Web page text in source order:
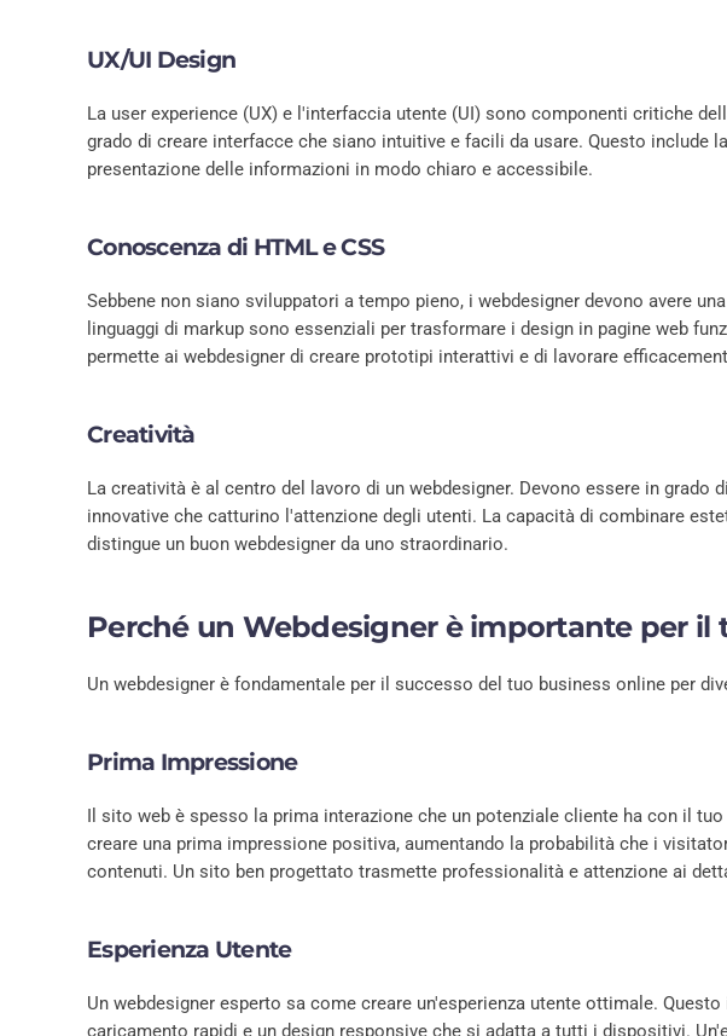
UX/UI Design
La user experience (UX) e l'interfaccia utente (UI) sono componenti critiche
grado di creare interfacce che siano intuitive e facili da usare. Questo include
presentazione delle informazioni in modo chiaro e accessibile.
Conoscenza di HTML e CSS
Sebbene non siano sviluppatori a tempo pieno, i webdesigner devono avere
linguaggi di markup sono essenziali per trasformare i design in pagine web
permette ai webdesigner di creare prototipi interattivi e di lavorare
Creatività
La creatività è al centro del lavoro di un webdesigner. Devono essere in grado
innovative che catturino l'attenzione degli utenti. La capacità di combinare
distingue un buon webdesigner da uno straordinario.
Perché un Webdesigner è importante per il
Un webdesigner è fondamentale per il successo del tuo business online per
Prima Impressione
Il sito web è spesso la prima interazione che un potenziale cliente ha con il
creare una prima impressione positiva, aumentando la probabilità che i
contenuti. Un sito ben progettato trasmette professionalità e attenzione ai
Esperienza Utente
Un webdesigner esperto sa come creare un'esperienza utente ottimale.
caricamento rapidi e un design responsive che si adatta a tutti i dispositivi.